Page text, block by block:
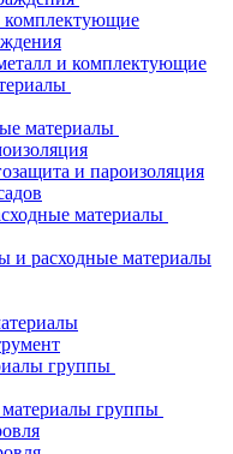
комплектующие
и комплектующие
материалы
и пароизоляция
материалы
и расходные материалы
группы
группы